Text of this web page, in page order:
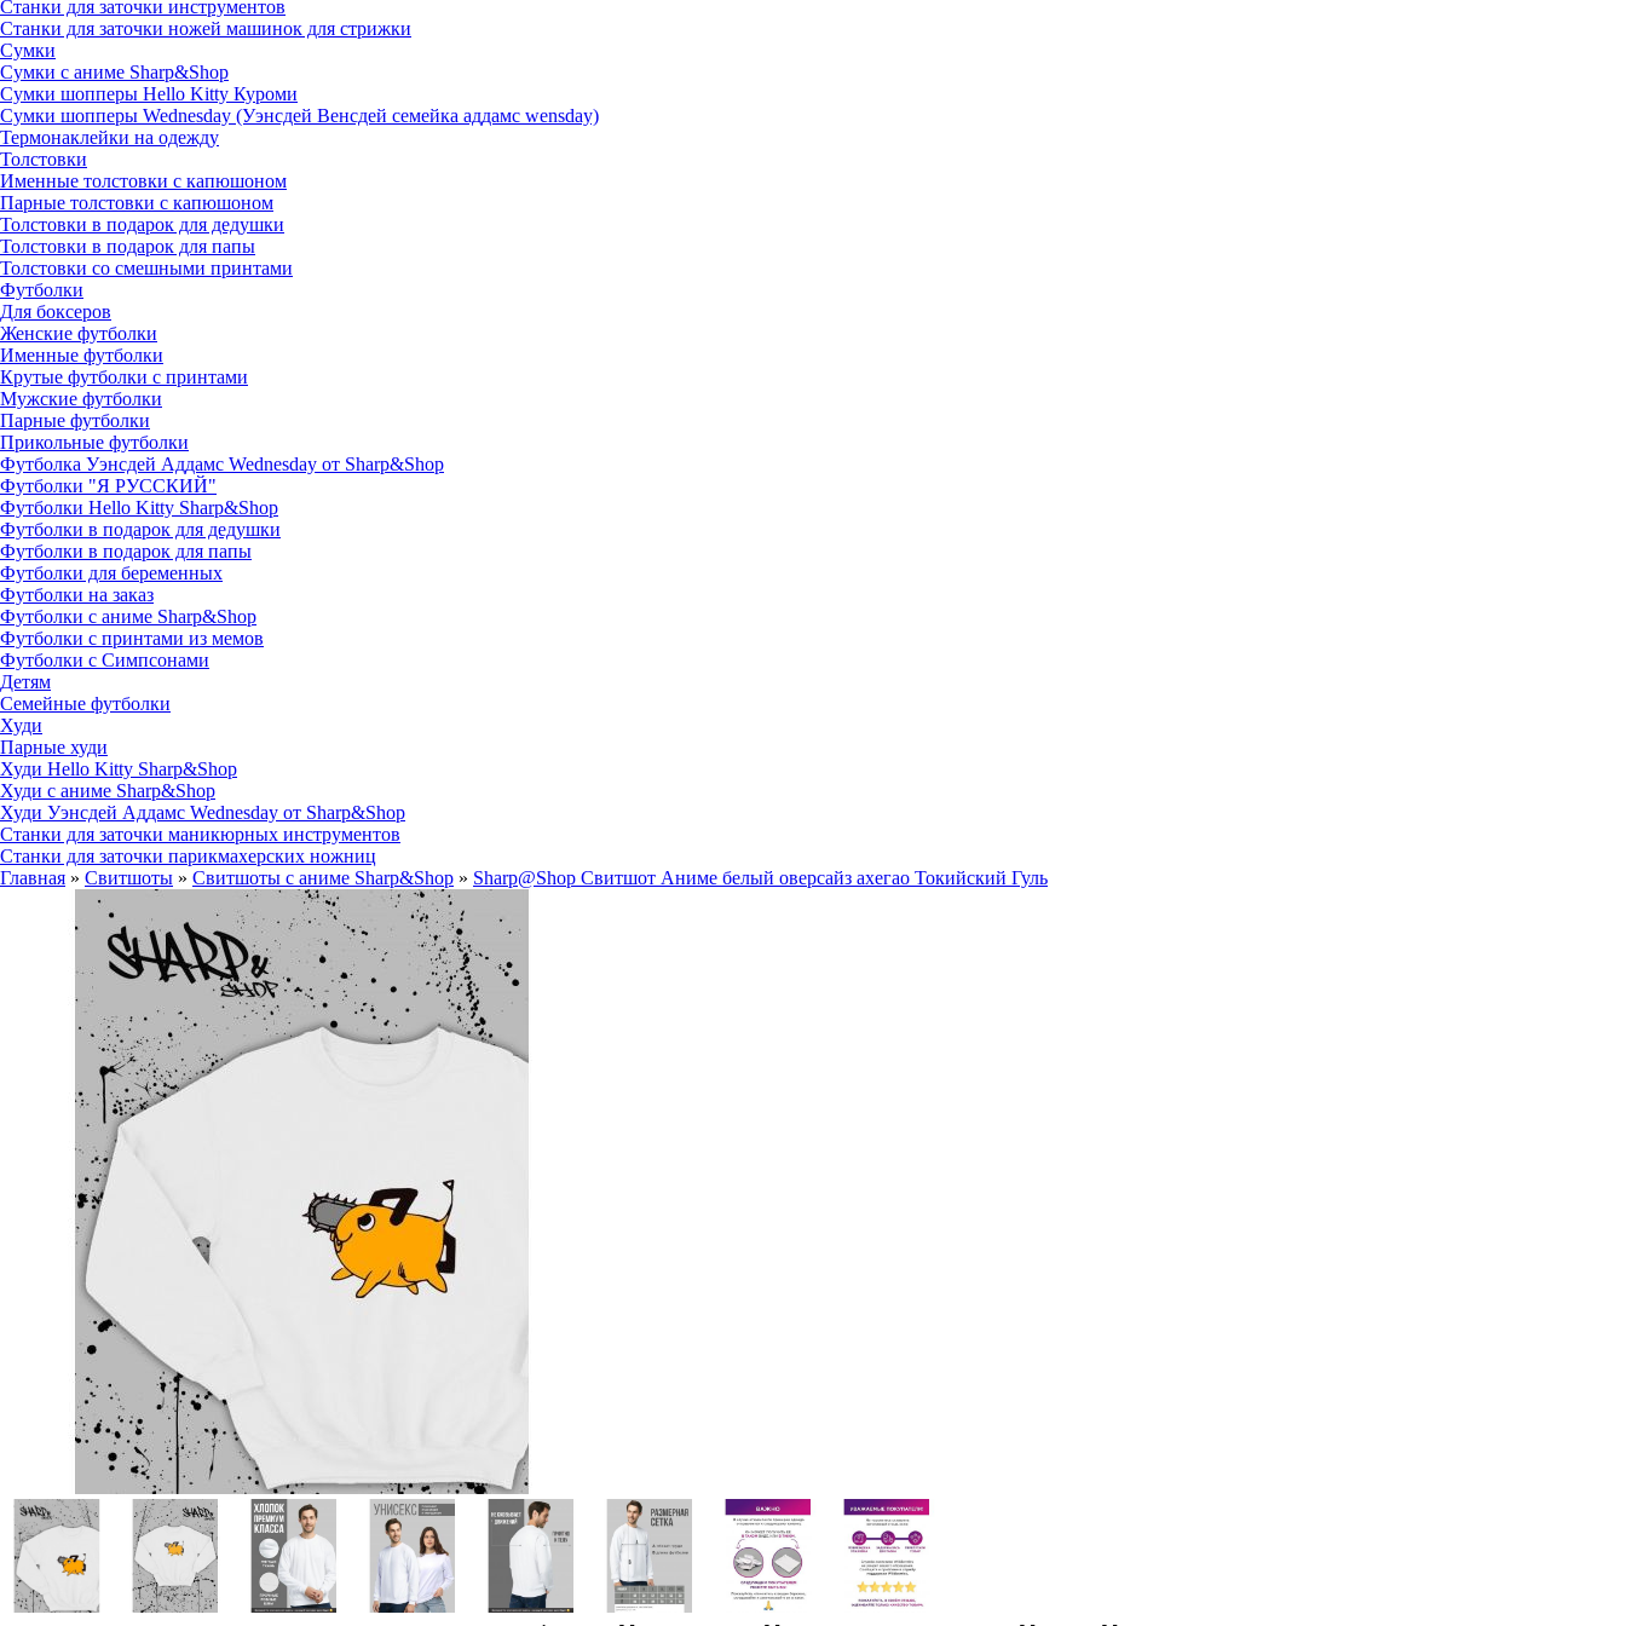
Станки для заточки инструментов
Станки для заточки ножей машинок для стрижки
Сумки
Сумки с аниме Sharp&Shop
Сумки шопперы Hello Kitty Куроми
Сумки шопперы Wednesday (Уэнсдей Венсдей семейка аддамс wensday)
Термонаклейки на одежду
Толстовки
Именные толстовки с капюшоном
Парные толстовки с капюшоном
Толстовки в подарок для дедушки
Толстовки в подарок для папы
Толстовки со смешными принтами
Футболки
Для боксеров
Женские футболки
Именные футболки
Крутые футболки с принтами
Мужские футболки
Парные футболки
Прикольные футболки
Футболка Уэнсдей Аддамс Wednesday от Sharp&Shop
Футболки "Я РУССКИЙ"
Футболки Hello Kitty Sharp&Shop
Футболки в подарок для дедушки
Футболки в подарок для папы
Футболки для беременных
Футболки на заказ
Футболки с аниме Sharp&Shop
Футболки с принтами из мемов
Футболки с Симпсонами
Детям
Семейные футболки
Худи
Парные худи
Худи Hello Kitty Sharp&Shop
Худи с аниме Sharp&Shop
Худи Уэнсдей Аддамс Wednesday от Sharp&Shop
Станки для заточки маникюрных инструментов
Станки для заточки парикмахерских ножниц
Главная » Свитшоты » Свитшоты с аниме Sharp&Shop » Sharp@Shop Свитшот Аниме белый оверсайз ахегао Токийский Гуль